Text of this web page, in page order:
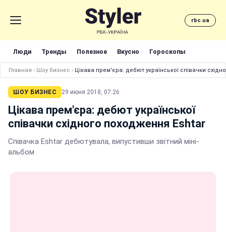
rbc.ua
Люди Тренды Полезное Вкусно Гороскопы
Главная › Шоу бизнес › Цікава прем'єра: дебют української співачки
ШОУ БИЗНЕС 29 июня 2018, 07:26
Цікава прем'єра: дебют української
співачки східного походження Eshtar
Співачка Eshtar дебютувала, випустивши звітний міні-
альбом